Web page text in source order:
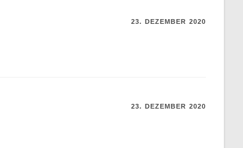
23. DEZEMBER 2020
23. DEZEMBER 2020